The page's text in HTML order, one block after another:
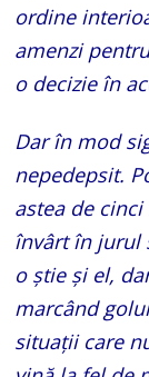
ordine
amenzi
o decizie în
Dar în mod
nepedepsit.
astea de
învârt în jurul
o știe și el,
marcând
situații care